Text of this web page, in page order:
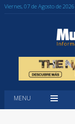
Viernes, 07 de Agosto de 2026
MENU